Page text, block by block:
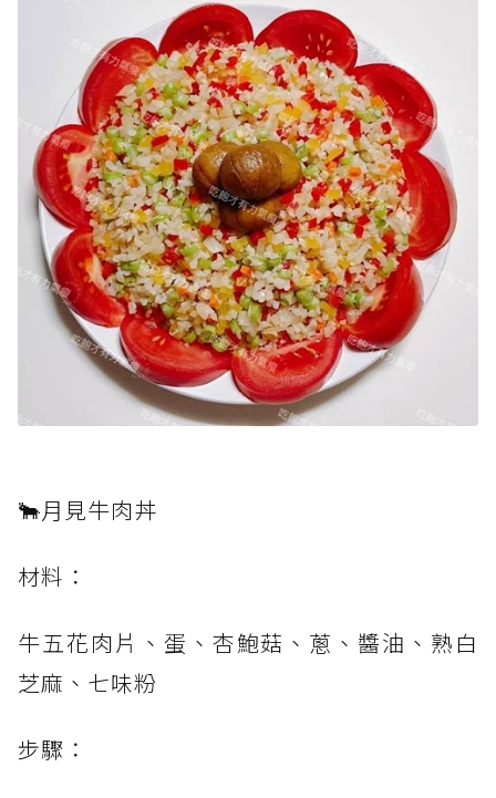
🐂月見牛肉丼
材料：
牛五花肉片、蛋、杏鮑菇、蔥、醬油、熟白
芝麻、七味粉
步驟：